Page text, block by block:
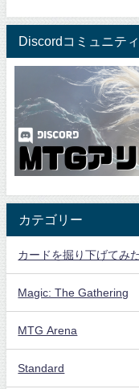
Discordコミュニティ
カテゴリー
カードを掘り下げてみた
Magic: The Gathering
MTG Arena
Standard